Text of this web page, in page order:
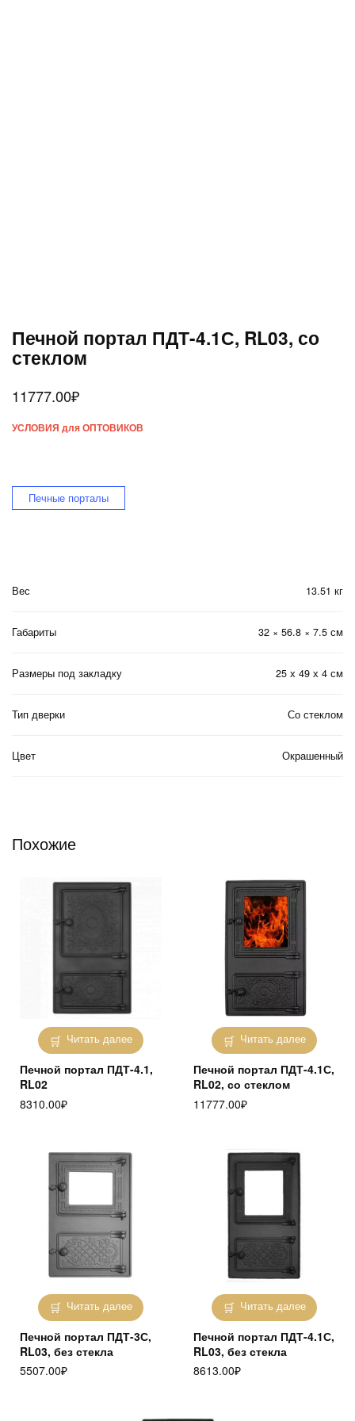
Печной портал ПДТ-4.1С, RL03, со
стеклом
11777.00₽
УСЛОВИЯ для ОПТОВИКОВ
Печные порталы
Вес 13.51 кг
Габариты 32 × 56.8 × 7.5 см
Размеры под закладку 25 х 49 х 4 см
Тип дверки Со стеклом
Цвет Окрашенный
Похожие
Читать далее
Печной портал ПДТ-4.1,
RL02
8310.00₽
Читать далее
Печной портал ПДТ-4.1С,
RL02, со стеклом
11777.00₽
Читать далее
Печной портал ПДТ-3С,
RL03, без стекла
5507.00₽
Читать далее
Печной портал ПДТ-4.1С,
RL03, без стекла
8613.00₽